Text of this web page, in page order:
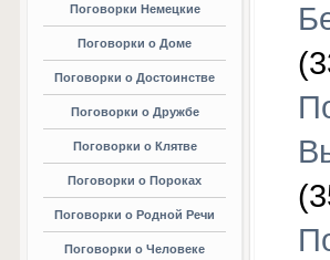
Поговорки Немецкие
Поговорки о Доме
Поговорки о Достоинстве
Поговорки о Дружбе
Поговорки о Клятве
Поговорки о Пороках
Поговорки о Родной Речи
Поговорки о Человеке